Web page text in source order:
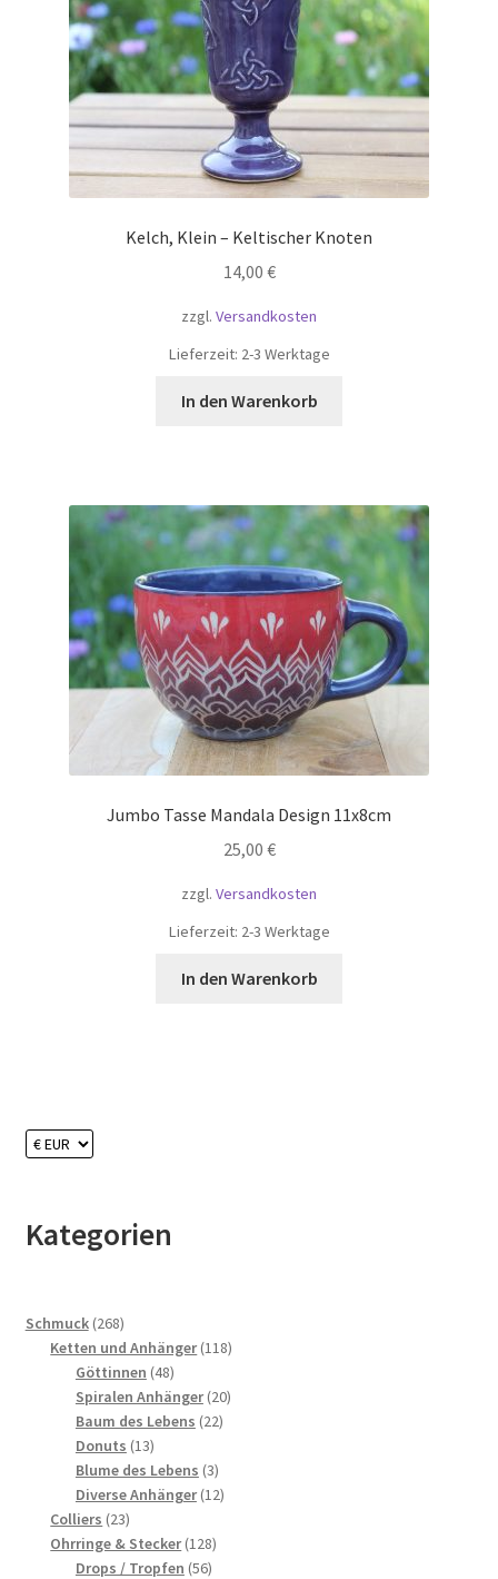
Kelch, Klein – Keltischer Knoten
14,00 €
zzgl. Versandkosten
Lieferzeit: 2-3 Werktage
In den Warenkorb
Jumbo Tasse Mandala Design 11x8cm
25,00 €
zzgl. Versandkosten
Lieferzeit: 2-3 Werktage
In den Warenkorb
Kategorien
Schmuck 268268
Produkte
Ketten und Anhänger 118118
Göttinnen 4848
Produkte
Spiralen Anhänger 2020
Baum des Lebens 2222
Donuts 1313
Produkte
Blume des Lebens 33
Produkte
Diverse Anhänger 1212
Colliers 2323
Produkte
Ohrringe & Stecker 128128
Drops / Tropfen 5656